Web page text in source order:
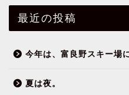
最近の投稿
今年は、富良野スキー場
夏は夜。